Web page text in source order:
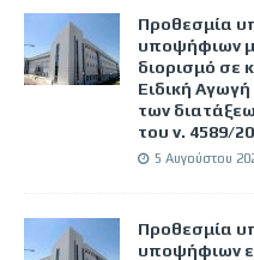
Προθεσμία
υποψήφιων
διορισμό σε
Ειδική
των
του ν. 4589/
5 Αυγούστου
Προθεσμία
υποψήφιων